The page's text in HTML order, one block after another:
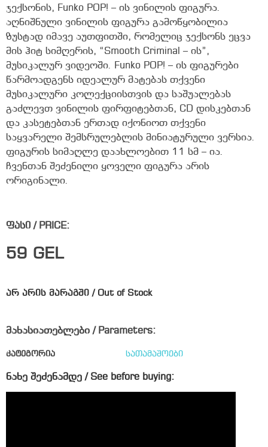
ჯექსონის, Funko POP! – ის ვინილის ფიგურა.
აღნიშნული ვინილის ფიგურა გამოწყობილია
ზუსტად იმავე აუთფითში, რომელიც ჯექსონს ეცვა
მის ჰიტ სიმღერის, “Smooth Criminal – ის”,
მუსიკალურ ვიდეოში. Funko POP! – ის ფიგურები
წარმოადგენს იდეალურ მატებას თქვენი
მუსიკალური კოლექციისთვის და საშუალებას
გაძლევთ ვინილის ფირფიტებთან, CD დისკებთან
და კასეტებთან ერთად იქონიოთ თქვენი
საყვარელი შემსრულებლის მინიატურული ვერსია.
ფიგურის სიმაღლე დაახლოებით 11 სმ – ია.
ჩვენთან შეძენილი ყოველი ფიგურა არის
ორიგინალი.
ფასი / PRICE:
59 GEL
არ არის მარაგში / Out of Stock
მახასიათებლები / Parameters:
კატეგორია სათამაშოები
ნახე შეძენამდე / See before buying: